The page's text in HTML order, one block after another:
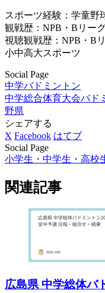
スポーツ経験：学童野
観戦歴：NPB・Bリー
視聴観戦歴：NPB・B
小中高大スポーツ
Social Page
中学バドミントン
中学総合体育大会バド
野県
シェアする
X Facebook はてブ
Social Page
小学生・中学生・高校
関連記事
広島県 中学総体バ